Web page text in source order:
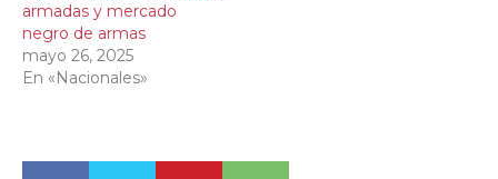
armadas y mercado
negro de armas
mayo 26, 2025
En «Nacionales»